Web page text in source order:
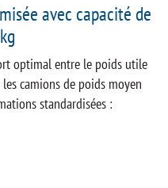
avec capacité de
optimal entre le poids utile
camions de poids moyen
standardisées :